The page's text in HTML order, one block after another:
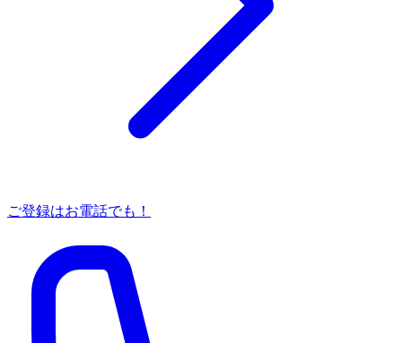
ご登録はお電話でも！